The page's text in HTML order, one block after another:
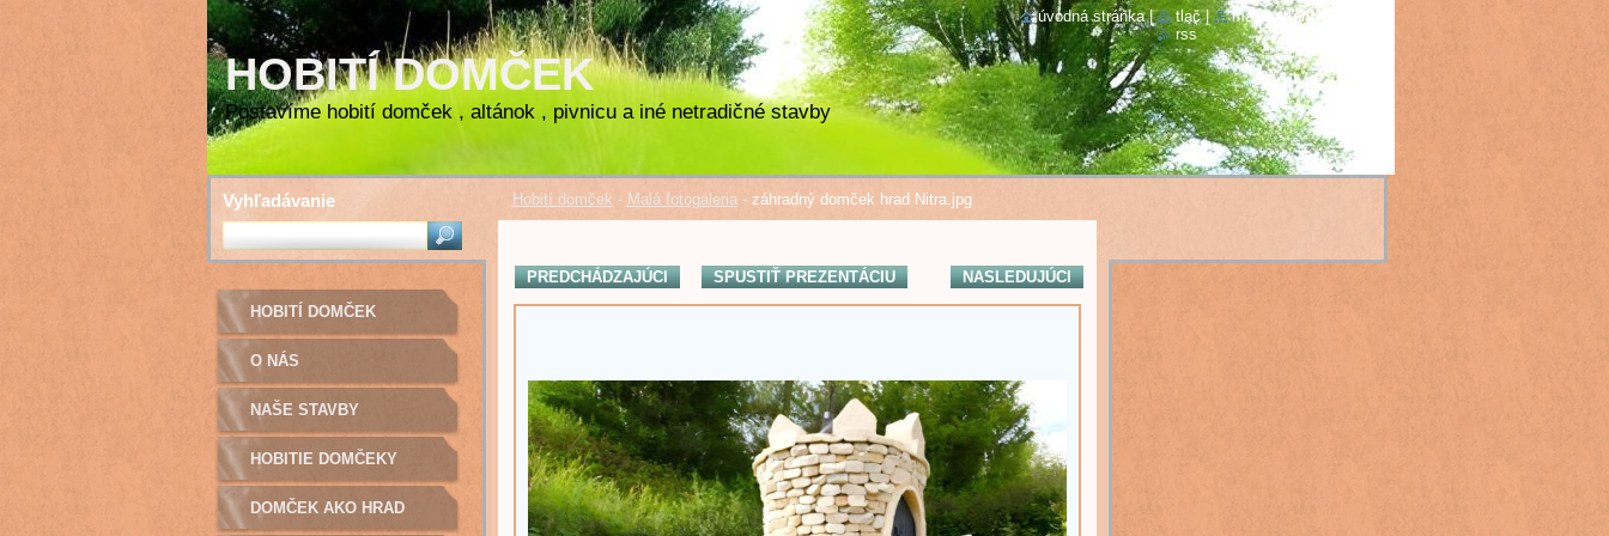
HOBITÍ DOMČEK
Postavíme hobití domček , altánok , pivnicu a iné netradičné stavby
Hobití domček - Malá fotogaleria - záhradný domček hrad Nitra.jpg
PREDCHÁDZAJÚCI SPUSTIŤ PREZENTÁCIU
NASLEDUJÚCI
HOBITÍ DOMČEK
O NÁS
NAŠE STAVBY
HOBITIE DOMČEKY
DOMČEK AKO HRAD
Vyhľadávanie
úvodná stránka | tlač | mapa stránok
rss